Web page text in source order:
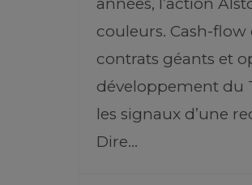
années, l’action
couleurs. Cash-
contrats géants et
développement du
les signaux d’une
Dire…